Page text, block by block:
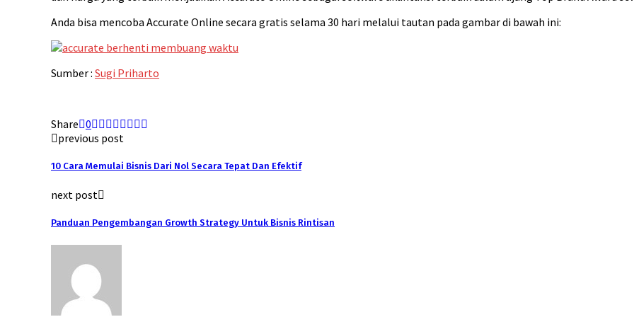
Anda bisa mencoba Accurate Online secara gratis selama 30 hari melalui tautan pada gambar di bawah ini:
Sumber : Sugi Priharto
Share 0
previous post
10 Cara Memulai Bisnis Dari Nol Secara Tepat Dan Efektif
next post
Panduan Pengembangan Growth Strategy Untuk Bisnis Rintisan